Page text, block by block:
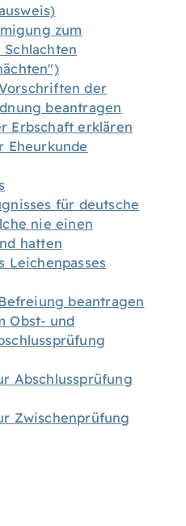
zum
der
beantragen
Erbschaft erklären
Eheurkunde
für deutsche
nie einen
hatten
Leichenpasses
beantragen
Obst- und
Abschlussprüfung
Zwischenprüfung